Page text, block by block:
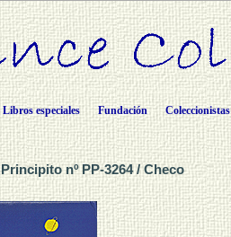
Libros especiales Fundación Coleccionistas
Principito nº PP-3264 / Checo